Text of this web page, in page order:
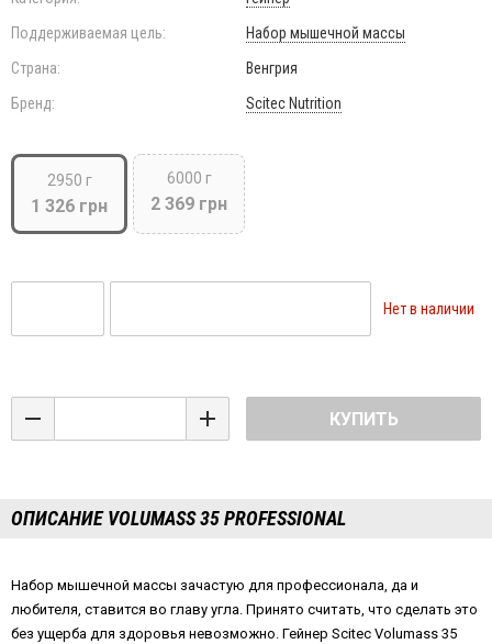
Поддерживаемая цель:
Набор мышечной массы
Страна:
Венгрия
Бренд:
Scitec Nutrition
2950 г
1 326 грн
6000 г
2 369 грн
Нет в наличии
КУПИТЬ
ОПИСАНИЕ VOLUMASS 35 PROFESSIONAL
Набор мышечной массы зачастую для профессионала, да и
любителя, ставится во главу угла. Принято считать, что сделать это
без ущерба для здоровья невозможно. Гейнер Scitec Volumass 35